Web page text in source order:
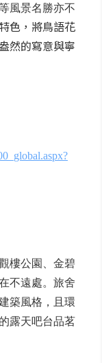
index.
明國際機場僅
鐵，毗鄰東風
，距離昆明知
風景名勝亦不
的寫意與寧